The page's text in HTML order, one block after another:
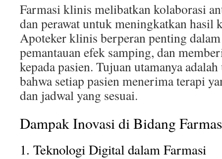
Farmasi klinis melibatkan kolaborasi
dan perawat untuk meningkatkan hasil
Apoteker klinis berperan penting
pemantauan efek samping, dan
kepada pasien. Tujuan utamanya
bahwa setiap pasien menerima terapi
dan jadwal yang sesuai.
Dampak Inovasi di Bidang
1. Teknologi Digital dalam Farmasi